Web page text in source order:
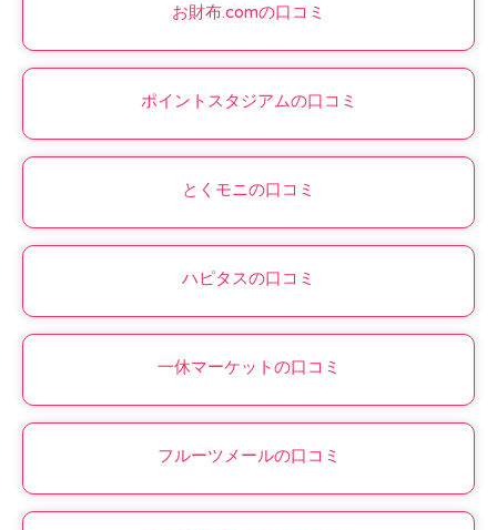
お財布.comの口コミ
ポイントスタジアムの口コミ
とくモニの口コミ
ハピタスの口コミ
一休マーケットの口コミ
フルーツメールの口コミ